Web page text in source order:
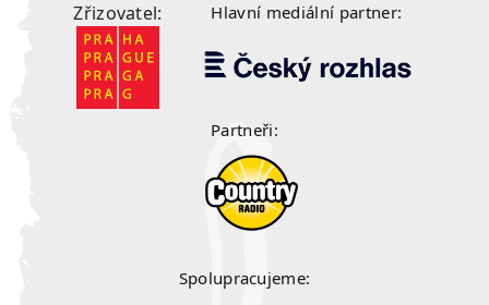
Zřizovatel: Hlavní mediální partner:
Partneři:
Spolupracujeme: